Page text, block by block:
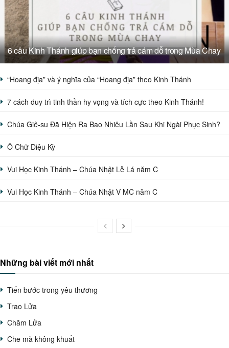
6 câu Kinh Thánh giúp bạn chống trả cám dỗ trong Mùa Chay
“Hoang địa” và ý nghĩa của “Hoang địa” theo Kinh Thánh
7 cách duy trì tinh thần hy vọng và tích cực theo Kinh Thánh!
Chúa Giê-su Đã Hiện Ra Bao Nhiêu Lần Sau Khi Ngài Phục Sinh?
Ô Chữ Diệu Kỳ
Vui Học Kinh Thánh – Chúa Nhật Lễ Lá năm C
Vui Học Kinh Thánh – Chúa Nhật V MC năm C
Những bài viết mới nhất
Tiến bước trong yêu thương
Trao Lửa
Chăm Lửa
Che mà không khuất